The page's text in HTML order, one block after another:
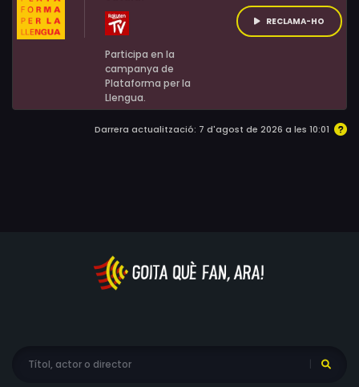
Participa en la
campanya de
Plataforma per la
Llengua.
RECLAMA-HO
Darrera actualització: 7 d'agost de 2026 a les 10:01